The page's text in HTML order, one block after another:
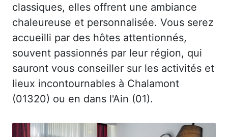
classiques, elles offrent une ambiance
chaleureuse et personnalisée. Vous serez
accueilli par des hôtes attentionnés,
souvent passionnés par leur région, qui
sauront vous conseiller sur les activités et
lieux incontournables à Chalamont
(01320) ou en dans l'Ain (01).